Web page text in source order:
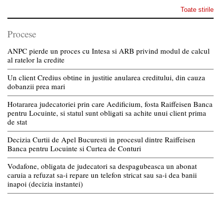
Toate stirile
Procese
ANPC pierde un proces cu Intesa si ARB privind modul de calcul
al ratelor la credite
Un client Credius obtine in justitie anularea creditului, din cauza
dobanzii prea mari
Hotararea judecatoriei prin care Aedificium, fosta Raiffeisen Banca
pentru Locuinte, si statul sunt obligati sa achite unui client prima
de stat
Decizia Curtii de Apel Bucuresti in procesul dintre Raiffeisen
Banca pentru Locuinte si Curtea de Conturi
Vodafone, obligata de judecatori sa despagubeasca un abonat
caruia a refuzat sa-i repare un telefon stricat sau sa-i dea banii
inapoi (decizia instantei)